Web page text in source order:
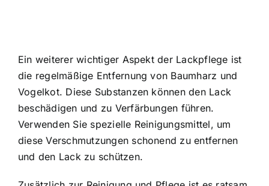
Ein weiterer wichtiger Aspekt der Lackpflege ist
die regelmäßige Entfernung von Baumharz und
Vogelkot. Diese Substanzen können den Lack
beschädigen und zu Verfärbungen führen.
Verwenden Sie spezielle Reinigungsmittel, um
diese Verschmutzungen schonend zu entfernen
und den Lack zu schützen.